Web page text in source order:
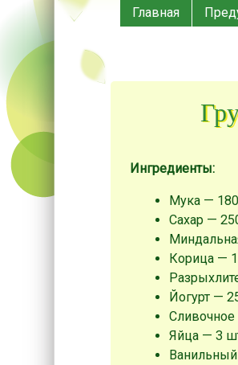
Меню
Наверх
Главная
Ингредиенты:
Мука —
Сахар —
Корица — 1
Йогурт —
Яйца — 3
Ванильный